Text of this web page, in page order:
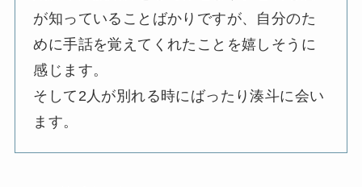
が知っていることばかりですが、自分のた
めに手話を覚えてくれたことを嬉しそうに
感じます。
そして2人が別れる時にばったり湊斗に会い
ます。